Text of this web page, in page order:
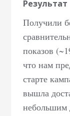
Получили
показов
что нам
старте
вышла
небольшим